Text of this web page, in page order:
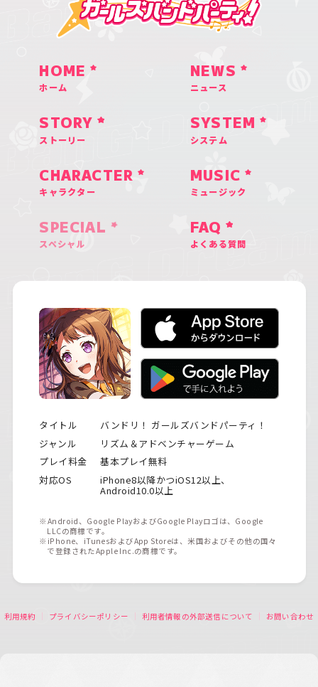
HOME
ホーム
NEWS
ニュース
STORY
ストーリー
SYSTEM
システム
CHARACTER
キャラクター
MUSIC
ミュージック
SPECIAL
スペシャル
FAQ
よくある質問
タイトル
バンドリ！ ガールズバンドパーティ！
ジャンル
リズム＆アドベンチャーゲーム
プレイ料金
基本プレイ無料
対応OS
iPhone8以降かつiOS12以上、
Android10.0以上
※Android、Google PlayおよびGoogle Playロゴは、Google
LLCの商標です。
※iPhone、iTunesおよびApp Storeは、米国およびその他の国々
で登録されたApple Inc.の商標です。
利用規約 プライバシーポリシー 利用者情報の外部送信について お問い合わせ